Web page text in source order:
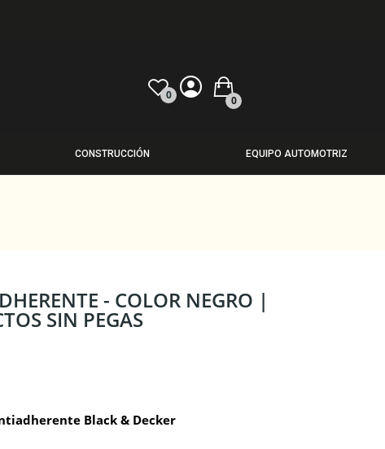
0 0
CONSTRUCCIÓN EQUIPO AUTOMOTRIZ
- COLOR NEGRO |
SIN PEGAS
Black & Decker